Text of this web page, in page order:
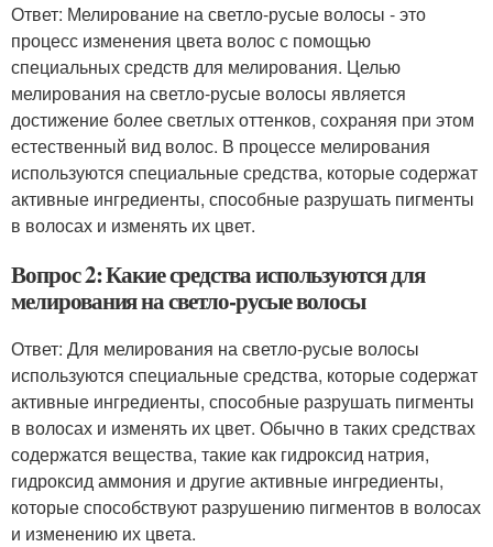
Ответ: Мелирование на светло-русые волосы - это
процесс изменения цвета волос с помощью
специальных средств для мелирования. Целью
мелирования на светло-русые волосы является
достижение более светлых оттенков, сохраняя при этом
естественный вид волос. В процессе мелирования
используются специальные средства, которые содержат
активные ингредиенты, способные разрушать пигменты
в волосах и изменять их цвет.
Вопрос 2: Какие средства используются для
мелирования на светло-русые волосы
Ответ: Для мелирования на светло-русые волосы
используются специальные средства, которые содержат
активные ингредиенты, способные разрушать пигменты
в волосах и изменять их цвет. Обычно в таких средствах
содержатся вещества, такие как гидроксид натрия,
гидроксид аммония и другие активные ингредиенты,
которые способствуют разрушению пигментов в волосах
и изменению их цвета.